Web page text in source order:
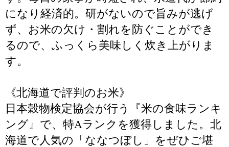
になり経済的。研がないので旨みが逃げ
ず、お米の欠け・割れを防ぐことができ
るので、ふっくら美味しく炊き上がりま
す。
《北海道で評判のお米》
日本穀物検定協会が行う『米の食味ランキ
ング』で、特Aランクを獲得しました。北
海道で人気の「ななつぼし」をぜひご堪